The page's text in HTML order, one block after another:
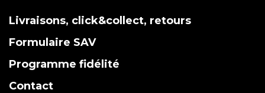
Livraisons, click&collect, retours
Formulaire SAV
Programme fidélité
Contact